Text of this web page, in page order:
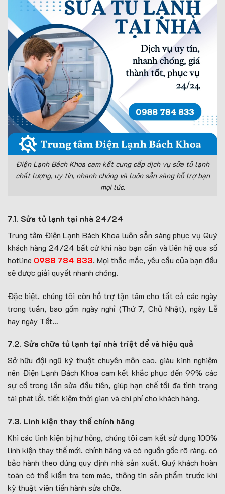
Điện Lạnh Bách Khoa cam kết cung cấp dịch vụ sửa tủ lạnh
chất lượng, uy tín, nhanh chóng và luôn sẵn sàng hỗ trợ bạn
mọi lúc.
7.1. Sửa tủ lạnh tại nhà 24/24
Trung tâm Điện Lạnh Bách Khoa luôn sẵn sàng phục vụ Quý
khách hàng 24/24 bất cứ khi nào bạn cần và liên hệ qua số
hotline 0988 784 833. Mọi thắc mắc, yêu cầu của bạn đều
sẽ được giải quyết nhanh chóng.
Đặc biệt, chúng tôi còn hỗ trợ tận tâm cho tất cả các ngày
trong tuần, bao gồm ngày nghỉ (Thứ 7, Chủ Nhật), ngày Lễ
hay ngày Tết…
7.2. Sửa chữa tủ lạnh tại nhà triệt để và hiệu quả
Sở hữu đội ngũ kỹ thuật chuyên môn cao, giàu kinh nghiệm
nên Điện Lạnh Bách Khoa cam kết khắc phục đến 99% các
sự cố trong lần sửa đầu tiên, giúp hạn chế tối đa tình trạng
tái phát lỗi, tiết kiệm thời gian và chi phí cho khách hàng.
7.3. Linh kiện thay thế chính hãng
Khi các linh kiện bị hư hỏng, chúng tôi cam kết sử dụng 100%
linh kiện thay thế mới, chính hãng và có nguồn gốc rõ ràng, có
bảo hành theo đúng quy định nhà sản xuất. Quý khách hoàn
toàn có thể kiểm tra tem mác, thông tin sản phẩm trước khi
kỹ thuật viên tiến hành sửa chữa.